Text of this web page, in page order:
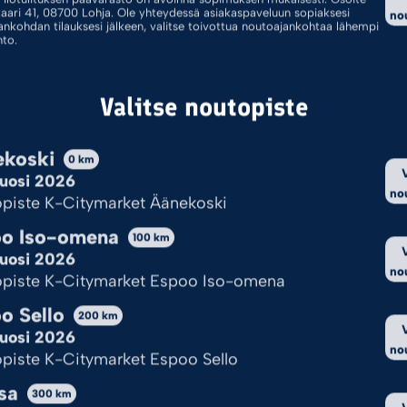
evästeitä, jotta sivu toimii ja pystymme sitä kehittämään.
ok?
ei löytynyt tuotteita.
41, 08700 Lohja. Ole yhteydessä asiakaspaveluun sopiaksesi
tilauksesi jälkeen, valitse toivottua noutoajankohtaa lähempi
Valitse noutopiste
0 km
2026
K-Citymarket Äänekoski
Iso-omena 100 km
2026
K-Citymarket Espoo Iso-omena
Sello 200 km
2026
K-Citymarket Espoo Sello
300 km